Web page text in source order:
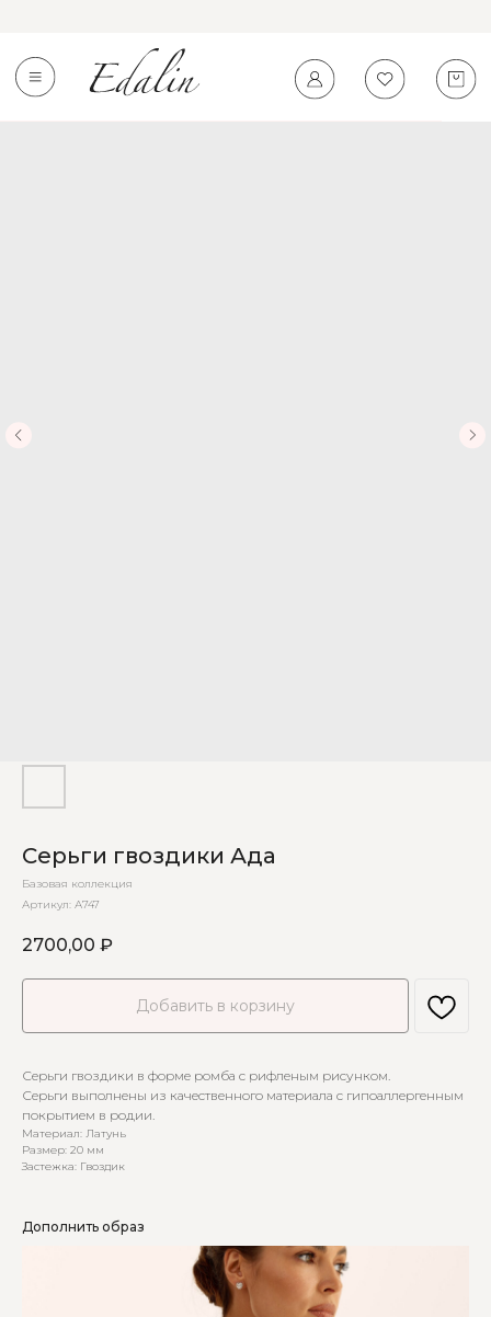
Вернуться
←
Серьги гвоздики Ада
Базовая коллекция
Артикул: А747
2700,00 ₽
Добавить в корзину
Серьги гвоздики в форме ромба с рифленым рисунком.
Серьги выполнены из качественного материала с гипоаллергенным
покрытием в родии.
Материал: Латунь
Размер: 20 мм
Застежка: Гвоздик
Дополнить образ